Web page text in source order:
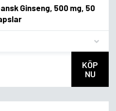
Ginseng, 500 mg, 50
KÖP
NU